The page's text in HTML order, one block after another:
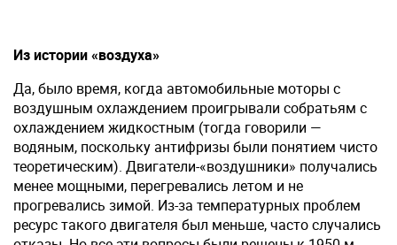
Из истории «воздуха»
Да, было время, когда автомобильные моторы с
воздушным охлаждением проигрывали собратьям с
охлаждением жидкостным (тогда говорили —
водяным, поскольку антифризы были понятием чисто
теоретическим). Двигатели-«воздушники» получались
менее мощными, перегревались летом и не
прогревались зимой. Из-за температурных проблем
ресурс такого двигателя был меньше, часто случались